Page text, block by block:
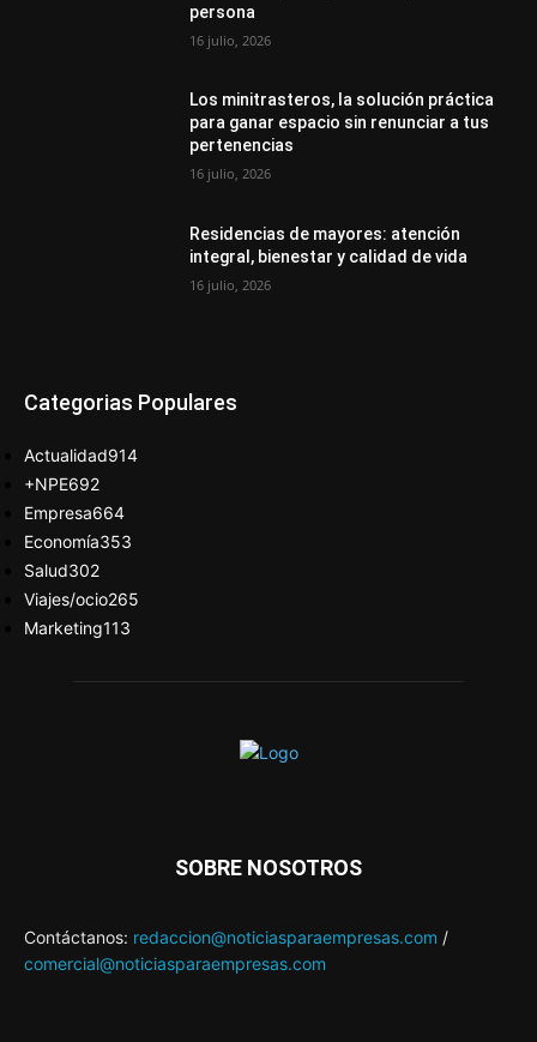
persona
16 julio, 2026
Los minitrasteros, la solución práctica
para ganar espacio sin renunciar a tus
pertenencias
16 julio, 2026
Residencias de mayores: atención
integral, bienestar y calidad de vida
16 julio, 2026
Categorias Populares
Actualidad914
+NPE692
Empresa664
Economía353
Salud302
Viajes/ocio265
Marketing113
SOBRE NOSOTROS
Contáctanos: redaccion@noticiasparaempresas.com /
comercial@noticiasparaempresas.com